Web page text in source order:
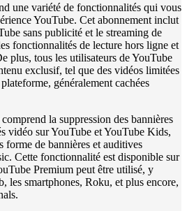
une variété de fonctionnalités qui vous
YouTube. Cet abonnement inclut
sans publicité et le streaming de
fonctionnalités de lecture hors ligne et
plus, tous les utilisateurs de YouTube
exclusif, tel que des vidéos limitées
généralement cachées
la suppression des bannières
vidéo sur YouTube et YouTube Kids,
forme de bannières et auditives
Cette fonctionnalité est disponible sur
Premium peut être utilisé, y
les smartphones, Roku, et plus encore,